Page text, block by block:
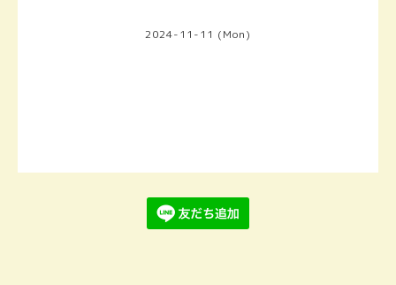
2024-11-11 (Mon)